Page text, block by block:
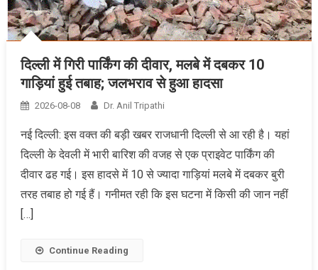
दिल्ली में गिरी पार्किंग की दीवार, मलबे में दबकर 10
गाड़ियां हुई तबाह; जलभराव से हुआ हादसा
2026-08-08 Dr. Anil Tripathi
नई दिल्ली: इस वक्त की बड़ी खबर राजधानी दिल्ली से आ रही है। यहां
दिल्ली के देवली में भारी बारिश की वजह से एक प्राइवेट पार्किंग की
दीवार ढह गई। इस हादसे में 10 से ज्यादा गाड़ियां मलबे में दबकर बुरी
तरह तबाह हो गई हैं। गनीमत रही कि इस घटना में किसी की जान नहीं
[…]
Continue Reading